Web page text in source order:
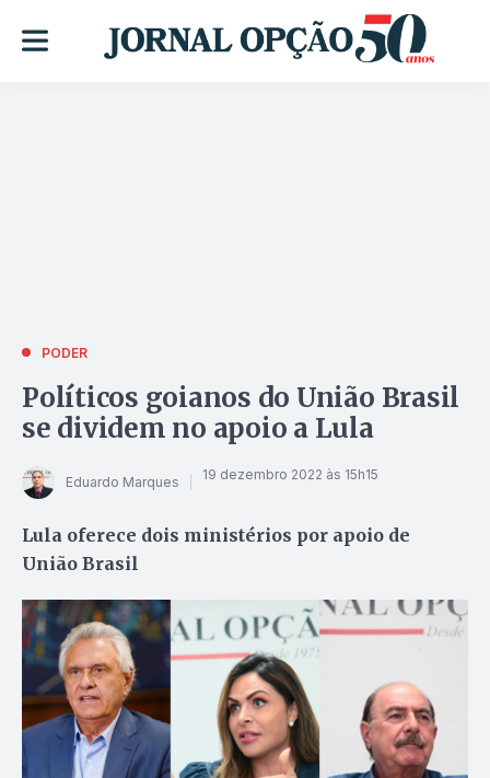
PODER
Políticos goianos do União Brasil
se dividem no apoio a Lula
Eduardo Marques 19 dezembro 2022 às 15h15
Lula oferece dois ministérios por apoio de
União Brasil